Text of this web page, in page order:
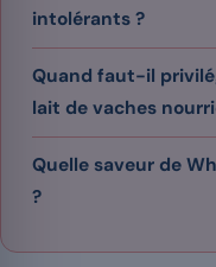
intolérants ?
Quand faut-il
lait de vaches
Quelle saveur de
?